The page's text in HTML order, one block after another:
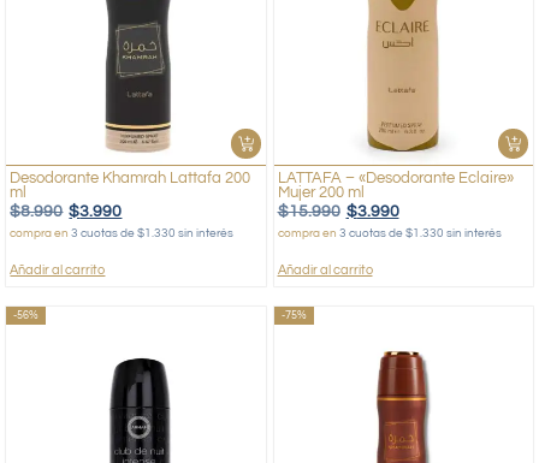
Desodorante Khamrah Lattafa 200
ml
$8.990 $3.990
compra en3 cuotas de $1.330 sin interés
Añadir al carrito
LATTAFA – «Desodorante Eclaire»
Mujer 200 ml
$15.990 $3.990
compra en 3 cuotas de $1.330 sin interés
Añadir al carrito
-56% -75%